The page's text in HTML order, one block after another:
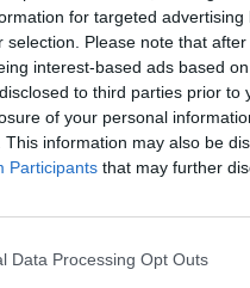
for targeted
selection. Please note that
interest-based ads based
to third parties prior
of your personal
This information may also be
Participants that may further
Data Processing Opt Outs
optimális